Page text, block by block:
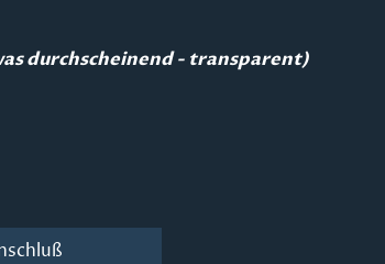
durchscheinend - transparent)